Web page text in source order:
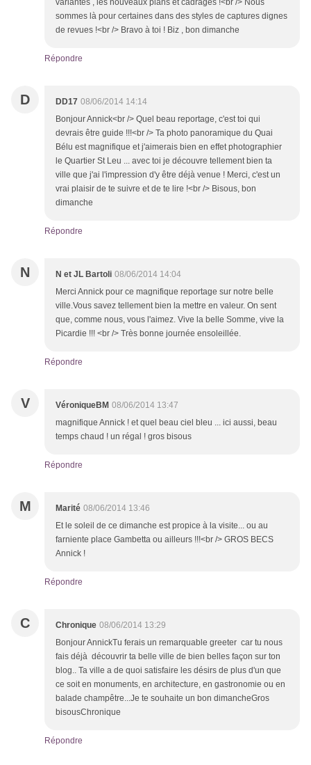
variantes , les nouveaux plans et cadrages !<br /> Nous
sommes là pour certaines dans des styles de captures dignes
de revues !<br /> Bravo à toi ! Biz , bon dimanche
Répondre
D DD17 08/06/2014 14:14
Bonjour Annick<br /> Quel beau reportage, c'est toi qui
devrais être guide !!!<br /> Ta photo panoramique du Quai
Bélu est magnifique et j'aimerais bien en effet photographier
le Quartier St Leu ... avec toi je découvre tellement bien ta
ville que j'ai l'impression d'y être déjà venue ! Merci, c'est un
vrai plaisir de te suivre et de te lire !<br /> Bisous, bon
dimanche
Répondre
N N et JL Bartoli 08/06/2014 14:04
Merci Annick pour ce magnifique reportage sur notre belle
ville.Vous savez tellement bien la mettre en valeur. On sent
que, comme nous, vous l'aimez. Vive la belle Somme, vive la
Picardie !!! <br /> Très bonne journée ensoleillée.
Répondre
V VéroniqueBM 08/06/2014 13:47
magnifique Annick ! et quel beau ciel bleu ... ici aussi, beau
temps chaud ! un régal ! gros bisous
Répondre
M Marité 08/06/2014 13:46
Et le soleil de ce dimanche est propice à la visite... ou au
farniente place Gambetta ou ailleurs !!!<br /> GROS BECS
Annick !
Répondre
C Chronique 08/06/2014 13:29
Bonjour AnnickTu ferais un remarquable greeter car tu nous
fais déjà découvrir ta belle ville de bien belles façon sur ton
blog.. Ta ville a de quoi satisfaire les désirs de plus d'un que
ce soit en monuments, en architecture, en gastronomie ou en
balade champêtre...Je te souhaite un bon dimancheGros
bisousChronique
Répondre